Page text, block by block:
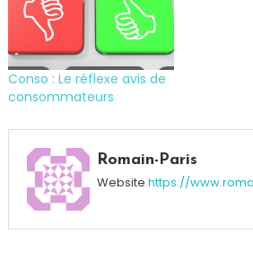
Conso : Le réflexe avis de
consommateurs
Blog,
Romainparis
Web
Romain-Paris
Website https://